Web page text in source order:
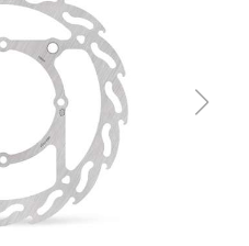
VÅRA BRANDS
KONTAKT